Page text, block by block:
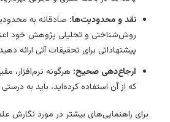
نقد و محدودیت‌ها: صادقانه به
روش‌شناختی و تحلیلی پژوهش خود
پیشنهاداتی برای تحقیقات آتی ارائه
ارجاع‌دهی صحیح: هرگونه نرم‌افزار،
که از آن استفاده کرده‌اید، باید به
برای راهنمایی‌های بیشتر در مورد نگارش